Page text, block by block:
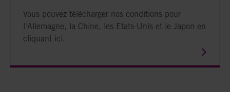
Vous pouvez télécharger nos conditions pour
l'Allemagne, la Chine, les Etats-Unis et le Japon en
cliquant ici.